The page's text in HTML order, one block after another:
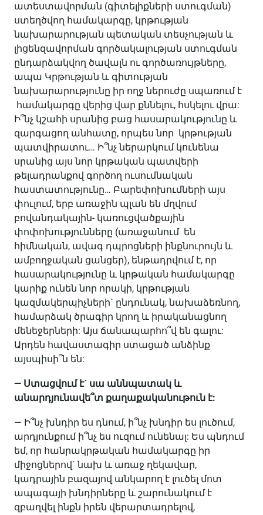
ատեստավորման (գիտելիքների ստուգման)
ստեղծվող համակարգը, կրթության
նախարարության պետական տեսչության և
լիցենզավորման գործակալության ստուգման
ընդարձակվող ծավալն ու գործառույթները,
ապա Կրթության և գիտության
նախարարությունը իր ողջ ներուժը սպառում է
համակարգը վերից վար քննելու, հսկելու վրա:
Ի՞նչ կշահի սրանից բաց հասարակությունը և
զարգացող անհատը, որպես նոր կրթության
պատվիրատու… Ի՞նչ ներարկում կունենա
սրանից այս նոր կրթական պատվերի
թելադրանքով գործող ուսումնական
հաստատությունը… Բարեփոխումների այս
փուլում, երբ առաջին պլան են մղվում
բովանդակային- կառուցվածքային
փոփոխությունները (առաջանում են
հիմնական, ավագ դպրոցների ինքնուրույն և
ամբողջական ցանցեր), ենթադրվում է, որ
հասարակությունը և կրթական համակարգը
կարիք ունեն նոր որակի, կրթության
կազմակերպիչների` ընդունակ, նախաձեռնող,
համարձակ ծրագիր կրող և իրականացնող
մենեջերների: Այս ճանապարհո՞վ են գալու:
Արդեն հավաստագիր ստացած անձինք
այսպիսի՞ն են:
— Ստացվում է` սա աննպատակ և
անարդյունավե՞տ քաղաքականութուն է:
— Ի՞նչ խնդիր ես դնում, ի՞նչ խնդիր ես լուծում,
արդյունքում ի՞նչ ես ուզում ունենալ: Ես պնդում
եմ, որ հանրակրթական համակարգը իր
միջոցներով` նախ և առաջ ղեկավար,
կադրային բազայով անկարող է լուծել մոտ
ապագայի խնդիրները և շարունակում է
զբաղվել ինքն իրեն վերարտադրելով,